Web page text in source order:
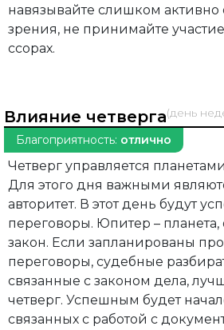
навязывайте слишком активно
зрения, не принимайте
ссорах.
Влияние четверга(день
Благоприятность: отлично
Четверг управляется
Для этого дня важными
авторитет. В этот день будут
переговоры. Юпитер –
закон. Если запланированы
переговоры, судебные
связанные с законом дела,
четверг. Успешным будет
связанных с работой с